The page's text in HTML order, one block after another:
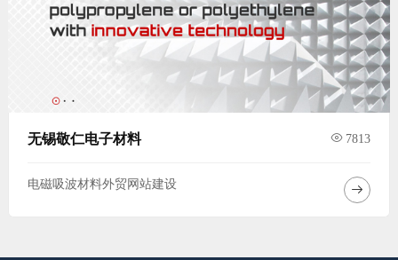
无锡敬仁电子材料 7813
电磁吸波材料外贸网站建设